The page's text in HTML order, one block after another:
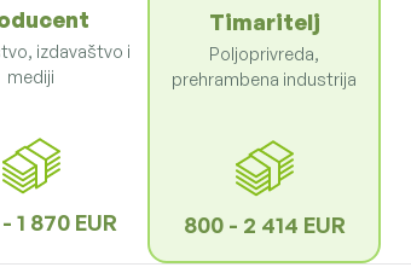
izdavaštvo i
mediji
1 870 EUR
Timaritelj
Poljoprivreda,
prehrambena industrija
800 - 2 414 EUR